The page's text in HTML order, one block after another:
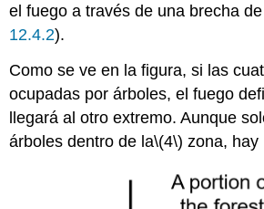
el fuego a través de una brecha
12.4.2).
Como se ve en la figura, si las
ocupadas por árboles, el fuego
llegará al otro extremo. Aunque
árboles dentro de la\(4\) zona, hay